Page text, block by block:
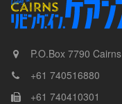
P.O.Box 7790 Cairns
+61 740516880
+61 740410301